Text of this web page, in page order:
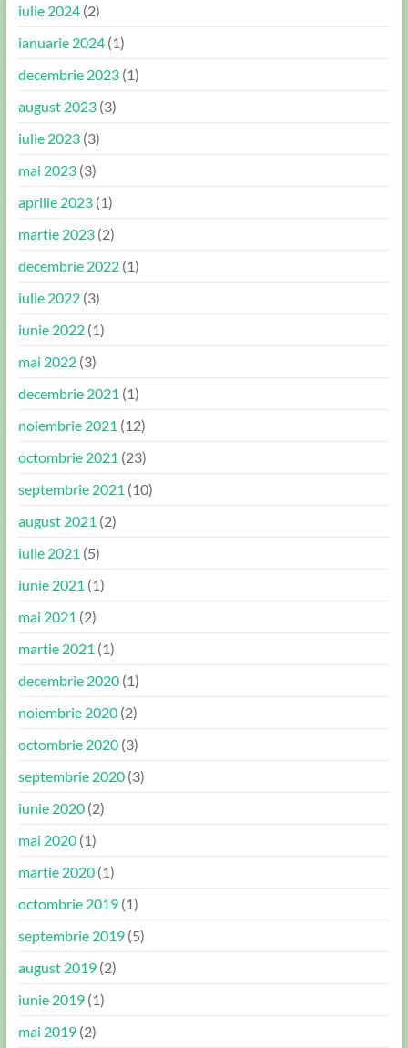
iulie 2024(2)
ianuarie 2024(1)
decembrie 2023(1)
august 2023(3)
iulie 2023(3)
mai 2023(3)
aprilie 2023(1)
martie 2023(2)
decembrie 2022(1)
iulie 2022(3)
iunie 2022(1)
mai 2022(3)
decembrie 2021 (1)
noiembrie 2021 (12)
octombrie 2021 (23)
septembrie 2021 (10)
august 2021 (2)
iulie 2021 (5)
iunie 2021 (1)
mai 2021 (2)
martie 2021 (1)
decembrie 2020(1)
noiembrie 2020(2)
octombrie 2020(3)
septembrie 2020(3)
iunie 2020(2)
mai 2020(1)
martie 2020(1)
octombrie 2019(1)
septembrie 2019(5)
august 2019(2)
iunie 2019(1)
mai 2019(2)